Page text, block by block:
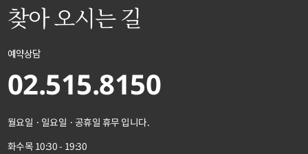
찾아 오시는 길
예약상담
02.515.8150
월요일 · 일요일 · 공휴일 휴무 입니다.
화수목 10:30 - 19:30